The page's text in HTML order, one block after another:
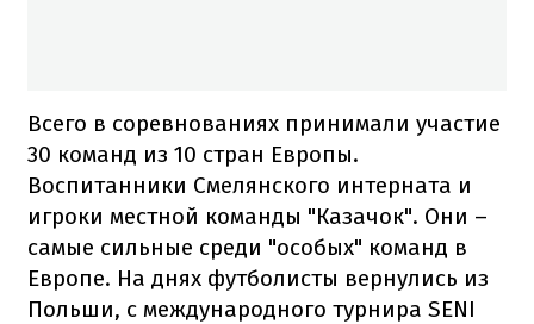
Всего в соревнованиях принимали участие
30 команд из 10 стран Европы.
Воспитанники Смелянского интерната и
игроки местной команды "Казачок". Они –
самые сильные среди "особых" команд в
Европе. На днях футболисты вернулись из
Польши, с международного турнира SENI